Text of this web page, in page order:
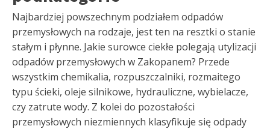
Najbardziej powszechnym podziałem odpadów
przemysłowych na rodzaje, jest ten na resztki o stanie
stałym i płynne. Jakie surowce ciekłe polegają utylizacji
odpadów przemysłowych w Zakopanem? Przede
wszystkim chemikalia, rozpuszczalniki, rozmaitego
typu ścieki, oleje silnikowe, hydrauliczne, wybielacze,
czy zatrute wody. Z kolei do pozostałości
przemysłowych niezmiennych klasyfikuje się odpady